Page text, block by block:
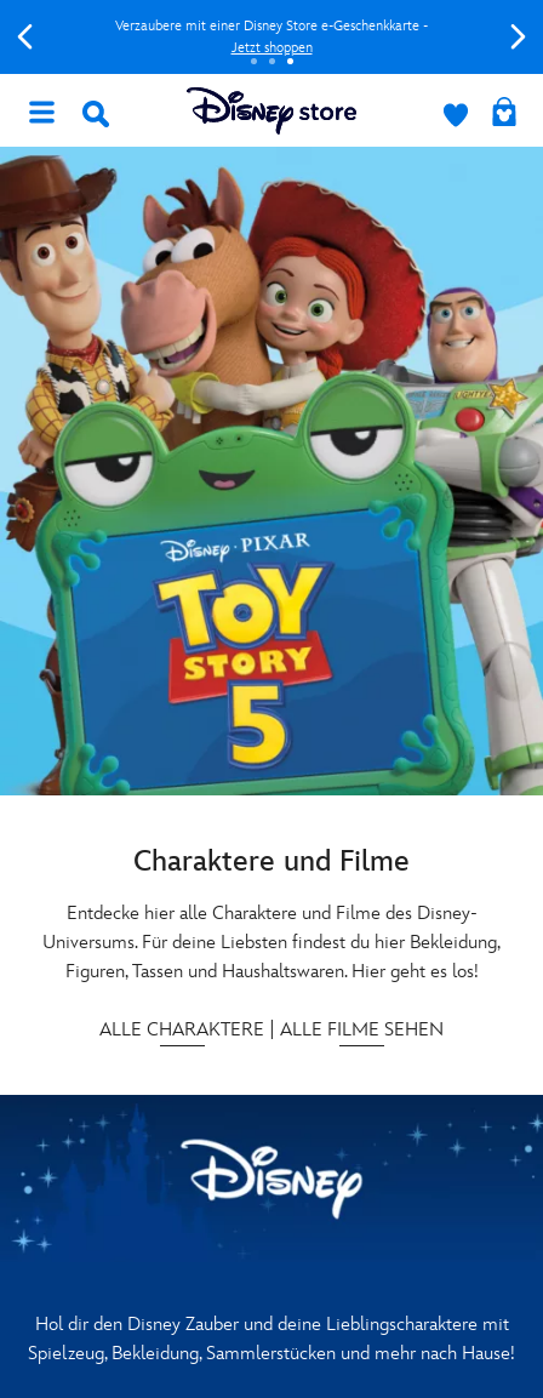
Verzaubere mit einer Disney Store e-Geschenkkarte -
Jetzt shoppen
Charaktere und Filme
Entdecke hier alle Charaktere und Filme des Disney-
Universums. Für deine Liebsten findest du hier Bekleidung,
Figuren, Tassen und Haushaltswaren. Hier geht es los!
ALLE CHARAKTERE ALLE FILME SEHEN
Hol dir den Disney Zauber und deine Lieblingscharaktere mit
Spielzeug, Bekleidung, Sammlerstücken und mehr nach Hause!